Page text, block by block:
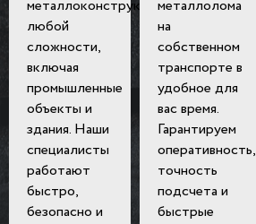
металлоконструкций
любой
сложности,
включая
промышленные
объекты и
здания. Наши
специалисты
работают
быстро,
безопасно и
металлолома
на
собственном
транспорте в
удобное для
вас время.
Гарантируем
оперативность,
точность
подсчета и
быстрые